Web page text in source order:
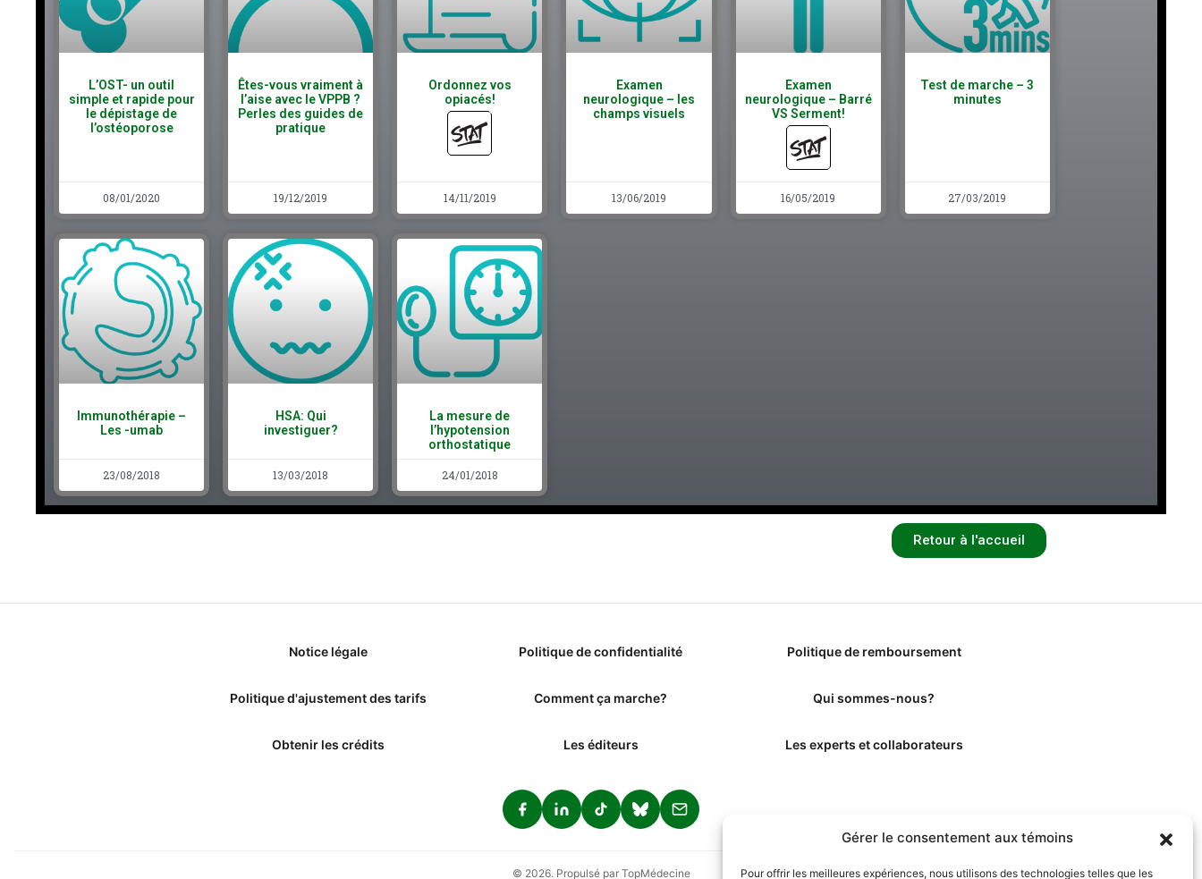
Gérer le consentement aux témoins
Pour offrir les meilleures expériences, nous utilisons des technologies telles que les
L’OST- un outil
simple et rapide pour
le dépistage de
l’ostéoporose
08/01/2020
Êtes-vous vraiment à
l’aise avec le VPPB ?
Perles des guides de
pratique
19/12/2019
Ordonnez vos
opiacés!
14/11/2019
Examen
neurologique – les
champs visuels
13/06/2019
Examen
neurologique – Barré
VS Serment!
16/05/2019
Test de marche – 3
minutes
27/03/2019
Immunothérapie –
Les -umab
23/08/2018
HSA: Qui
investiguer?
13/03/2018
La mesure de
l’hypotension
orthostatique
24/01/2018
Retour à l'accueil
Notice légale Politique de confidentialité Politique de remboursement
Politique d'ajustement des tarifs Comment ça marche? Qui sommes-nous?
Obtenir les crédits Les éditeurs Les experts et collaborateurs
© 2026. Propulsé par TopMédecine